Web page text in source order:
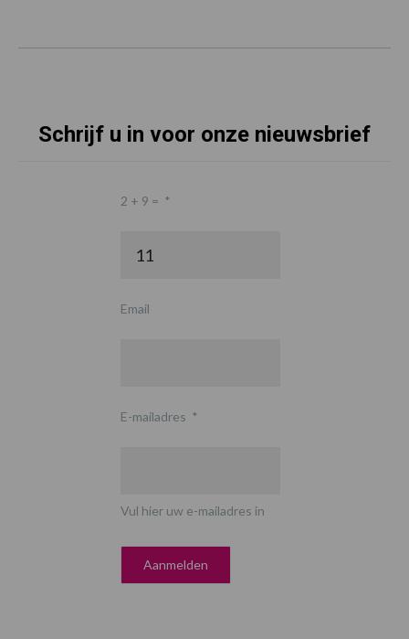
Schrijf u in voor onze nieuwsbrief
2 + 9 = *
Email
E-mailadres *
Vul hier uw e-mailadres in